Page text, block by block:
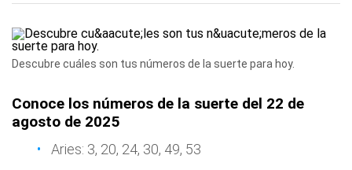
Descubre cuáles son tus números de la suerte para hoy.
Conoce los números de la suerte del 22 de
agosto de 2025
Aries: 3, 20, 24, 30, 49, 53